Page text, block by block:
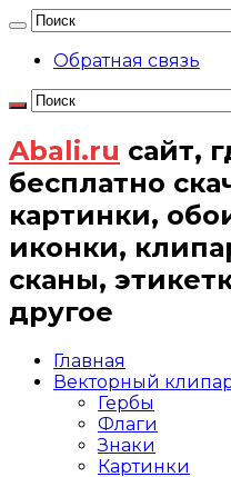
Обратная связь
Abali.ru сайт,
бесплатно
картинки,
иконки,
сканы,
другое
Главная
Векторный
Гербы
Флаги
Знаки
Картинки